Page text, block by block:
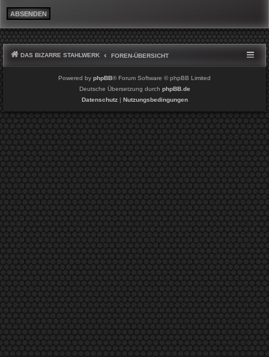
DAS BIZARRE STAHLWERK FOREN-ÜBERSICHT
Powered by phpBB® Forum Software © phpBB Limited
Deutsche Übersetzung durch phpBB.de
Datenschutz| Nutzungsbedingungen